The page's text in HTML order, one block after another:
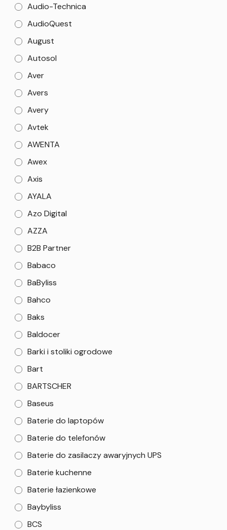
Audio-Technica
AudioQuest
August
Autosol
Aver
Avers
Avery
Avtek
AWENTA
Awex
Axis
AYALA
Azo Digital
AZZA
B2B Partner
Babaco
BaByliss
Bahco
Baks
Baldocer
Barki i stoliki ogrodowe
Bart
BARTSCHER
Baseus
Baterie do laptopów
Baterie do telefonów
Baterie do zasilaczy awaryjnych UPS
Baterie kuchenne
Baterie łazienkowe
Baybyliss
BCS